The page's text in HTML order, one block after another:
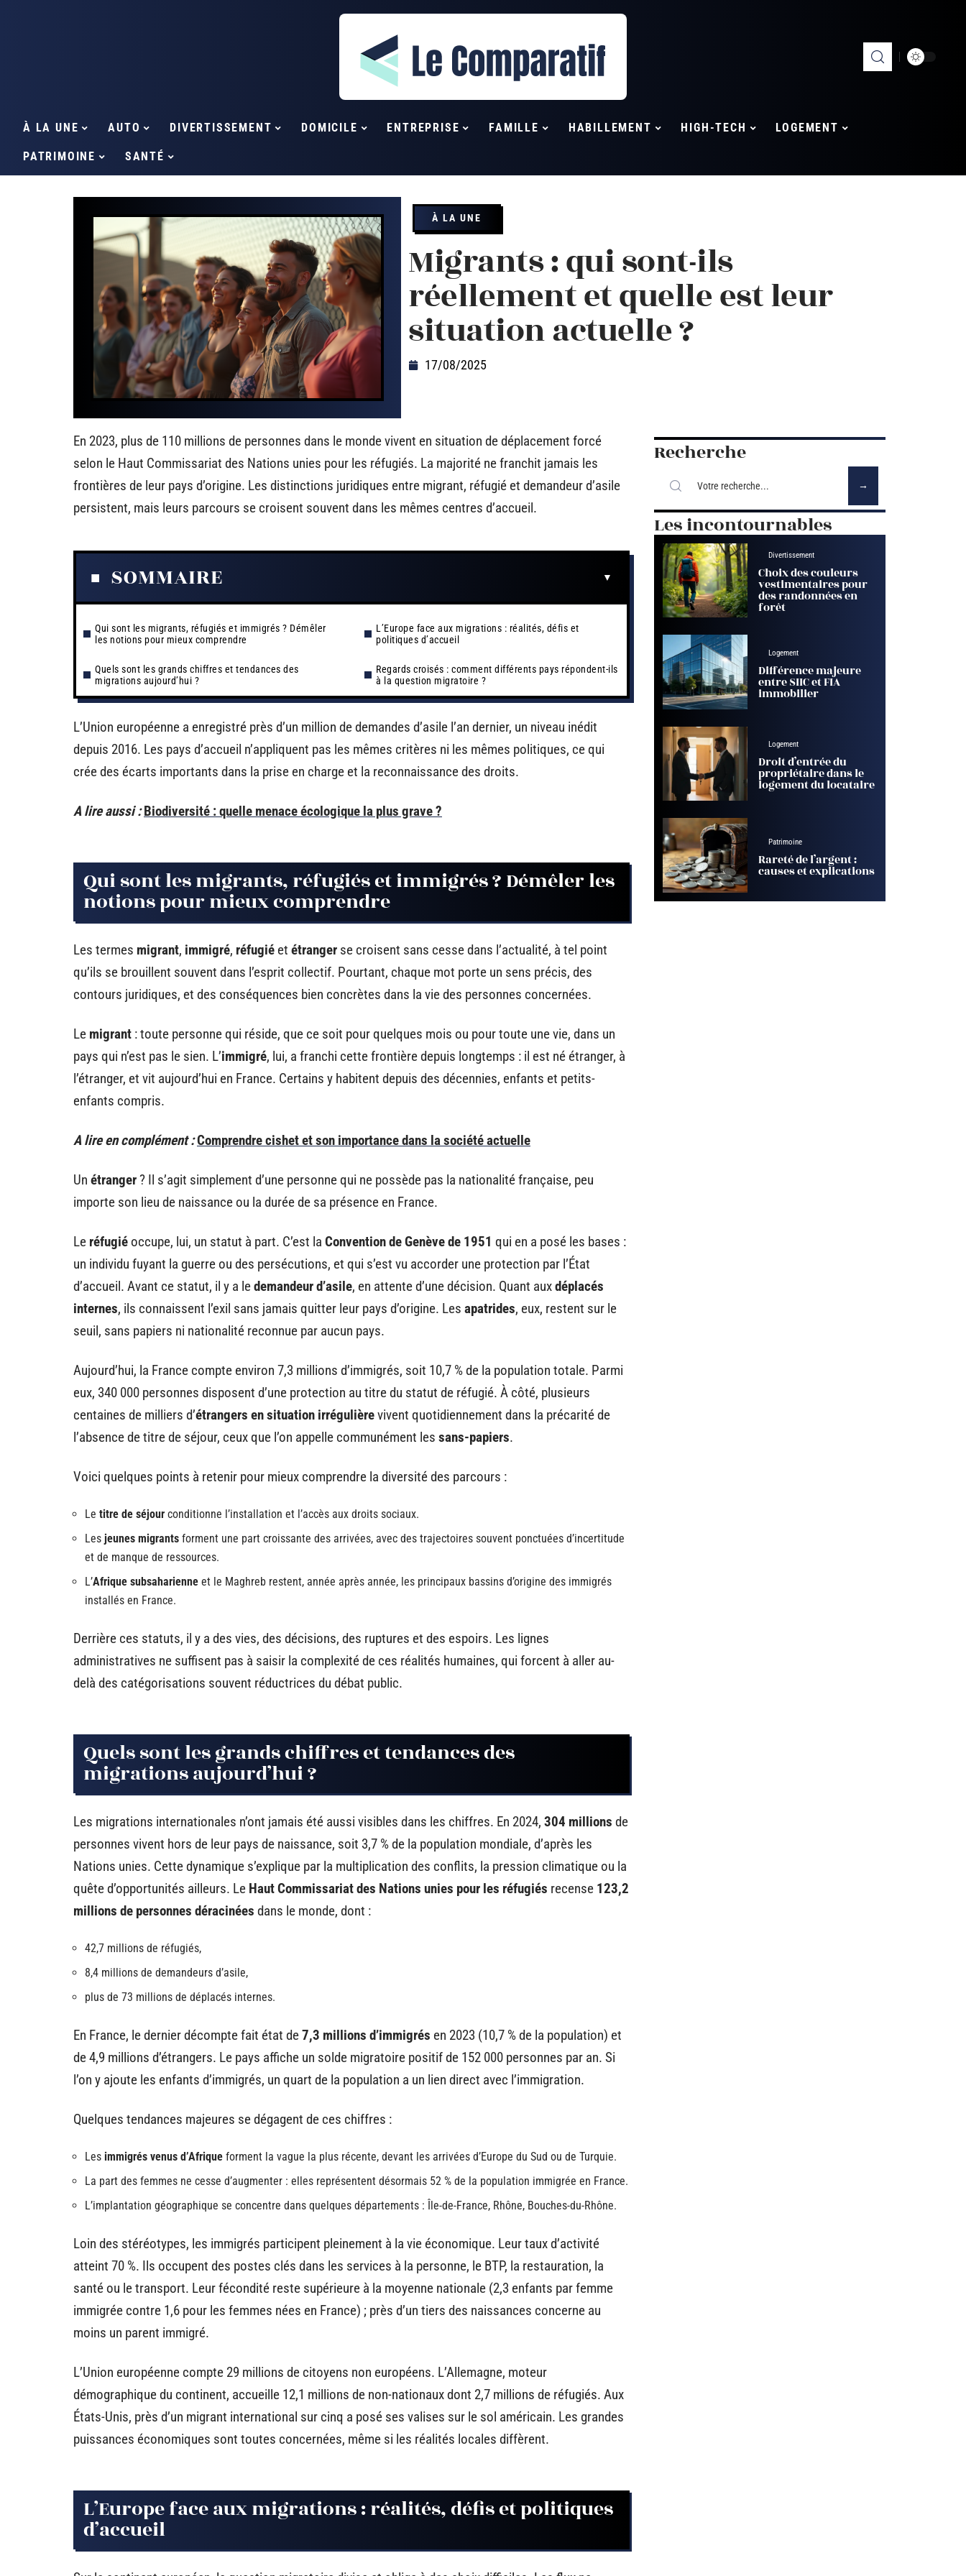
À LA UNE AUTO DIVERTISSEMENT DOMICILE ENTREPRISE FAMILLE HABILLEMENT HIGH-TECH LOGEMENT
PATRIMOINE SANTÉ
À LA UNE
Migrants : qui sont-ils
réellement et quelle est leur
situation actuelle ?
17/08/2025
En 2023, plus de 110 millions de personnes dans le monde vivent en situation de déplacement forcé
selon le Haut Commissariat des Nations unies pour les réfugiés. La majorité ne franchit jamais les
frontières de leur pays d’origine. Les distinctions juridiques entre migrant, réfugié et demandeur d’asile
persistent, mais leurs parcours se croisent souvent dans les mêmes centres d’accueil.
SOMMAIRE
Qui sont les migrants, réfugiés et immigrés ? Démêler
les notions pour mieux comprendre
Quels sont les grands chiffres et tendances des
migrations aujourd’hui ?
L’Europe face aux migrations : réalités, défis et
politiques d’accueil
Regards croisés : comment différents pays répondent-ils
à la question migratoire ?
L’Union européenne a enregistré près d’un million de demandes d’asile l’an dernier, un niveau inédit
depuis 2016. Les pays d’accueil n’appliquent pas les mêmes critères ni les mêmes politiques, ce qui
crée des écarts importants dans la prise en charge et la reconnaissance des droits.
A lire aussi : Biodiversité : quelle menace écologique la plus grave ?
Qui sont les migrants, réfugiés et immigrés ? Démêler les
notions pour mieux comprendre
Les termes migrant, immigré, réfugié et étranger se croisent sans cesse dans l’actualité, à tel point
qu’ils se brouillent souvent dans l’esprit collectif. Pourtant, chaque mot porte un sens précis, des
contours juridiques, et des conséquences bien concrètes dans la vie des personnes concernées.
Le migrant : toute personne qui réside, que ce soit pour quelques mois ou pour toute une vie, dans un
pays qui n’est pas le sien. L’immigré, lui, a franchi cette frontière depuis longtemps : il est né étranger, à
l’étranger, et vit aujourd’hui en France. Certains y habitent depuis des décennies, enfants et petits-
enfants compris.
A lire en complément :Comprendre cishet et son importance dans la société actuelle
Un étranger? Il s’agit simplement d’une personne qui ne possède pas la nationalité française, peu
importe son lieu de naissance ou la durée de sa présence en France.
Le réfugié occupe, lui, un statut à part. C’est la Convention de Genève de 1951 qui en a posé les bases :
un individu fuyant la guerre ou des persécutions, et qui s’est vu accorder une protection par l’État
d’accueil. Avant ce statut, il y a ledemandeur d’asile, en attente d’une décision. Quant auxdéplacés
internes, ils connaissent l’exil sans jamais quitter leur pays d’origine. Les apatrides, eux, restent sur le
seuil, sans papiers ni nationalité reconnue par aucun pays.
Aujourd’hui, la France compte environ 7,3 millions d’immigrés, soit 10,7 % de la population totale. Parmi
eux, 340 000 personnes disposent d’une protection au titre du statut de réfugié. À côté, plusieurs
centaines de milliers d’étrangers en situation irrégulièrevivent quotidiennement dans la précarité de
l’absence de titre de séjour, ceux que l’on appelle communément les sans-papiers.
Voici quelques points à retenir pour mieux comprendre la diversité des parcours :
Le titre de séjour conditionne l’installation et l’accès aux droits sociaux.
Les jeunes migrants forment une part croissante des arrivées, avec des trajectoires souvent ponctuées d’incertitude
et de manque de ressources.
L’Afrique subsaharienne et le Maghreb restent, année après année, les principaux bassins d’origine des immigrés
installés en France.
Derrière ces statuts, il y a des vies, des décisions, des ruptures et des espoirs. Les lignes
administratives ne suffisent pas à saisir la complexité de ces réalités humaines, qui forcent à aller au-
delà des catégorisations souvent réductrices du débat public.
Quels sont les grands chiffres et tendances des
migrations aujourd’hui ?
Les migrations internationales n’ont jamais été aussi visibles dans les chiffres. En 2024, 304 millions de
personnes vivent hors de leur pays de naissance, soit 3,7 % de la population mondiale, d’après les
Nations unies. Cette dynamique s’explique par la multiplication des conflits, la pression climatique ou la
quête d’opportunités ailleurs. Le Haut Commissariat des Nations unies pour les réfugiés recense 123,2
millions de personnes déracinées dans le monde, dont :
42,7 millions de réfugiés,
8,4 millions de demandeurs d’asile,
plus de 73 millions de déplacés internes.
En France, le dernier décompte fait état de7,3 millions d’immigrés en 2023 (10,7 % de la population) et
de 4,9 millions d’étrangers. Le pays affiche un solde migratoire positif de 152 000 personnes par an. Si
l’on y ajoute les enfants d’immigrés, un quart de la population a un lien direct avec l’immigration.
Quelques tendances majeures se dégagent de ces chiffres :
Les immigrés venus d’Afrique forment la vague la plus récente, devant les arrivées d’Europe du Sud ou de Turquie.
La part des femmes ne cesse d’augmenter : elles représentent désormais 52 % de la population immigrée en France.
L’implantation géographique se concentre dans quelques départements : Île-de-France, Rhône, Bouches-du-Rhône.
Loin des stéréotypes, les immigrés participent pleinement à la vie économique. Leur taux d’activité
atteint 70 %. Ils occupent des postes clés dans les services à la personne, le BTP, la restauration, la
santé ou le transport. Leur fécondité reste supérieure à la moyenne nationale (2,3 enfants par femme
immigrée contre 1,6 pour les femmes nées en France) ; près d’un tiers des naissances concerne au
moins un parent immigré.
L’Union européenne compte 29 millions de citoyens non européens. L’Allemagne, moteur
démographique du continent, accueille 12,1 millions de non-nationaux dont 2,7 millions de réfugiés. Aux
États-Unis, près d’un migrant international sur cinq a posé ses valises sur le sol américain. Les grandes
puissances économiques sont toutes concernées, même si les réalités locales diffèrent.
L’Europe face aux migrations : réalités, défis et politiques
d’accueil
Recherche
Les incontournables
Divertissement
Choix des couleurs
vestimentaires pour
des randonnées en
forêt
Logement
Différence majeure
entre SIIC et FIA
immobilier
Logement
Droit d’entrée du
propriétaire dans le
logement du locataire
Patrimoine
Rareté de l’argent :
causes et explications